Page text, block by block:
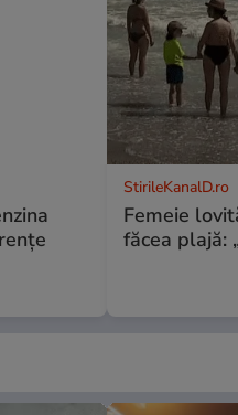
StirileKanalD.ro
Femeie
făcea plajă: